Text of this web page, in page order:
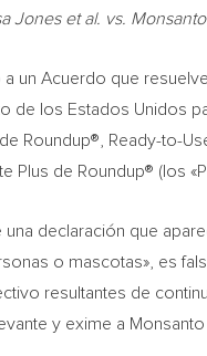
Joneset al. vs.
a un Acuerdo que
de los Estados Unidos
Roundup®, Ready-to-
Plus de Roundup® (los
una declaración que
o mascotas», es
resultantes de
y exime a